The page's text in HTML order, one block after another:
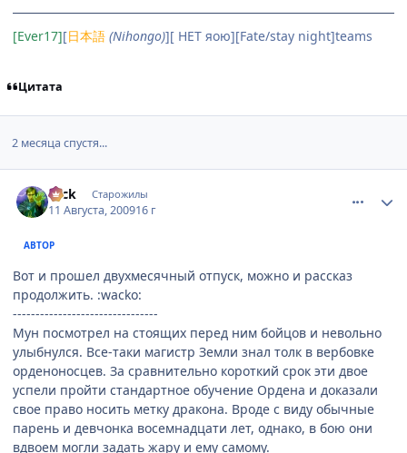
[Ever17][日本語 (Nihongo)][ НЕТ яою][Fate/stay night]teams
Цитата
2 месяца спустя...
Nick Старожилы
11 Августа, 200916 г
АВТОР
Вот и прошел двухмесячный отпуск, можно и рассказ
продолжить. :wacko:
--------------------------------
Мун посмотрел на стоящих перед ним бойцов и невольно
улыбнулся. Все-таки магистр Земли знал толк в вербовке
орденоносцев. За сравнительно короткий срок эти двое
успели пройти стандартное обучение Ордена и доказали
свое право носить метку дракона. Вроде с виду обычные
парень и девчонка восемнадцати лет, однако, в бою они
вдвоем могли задать жару и ему самому.